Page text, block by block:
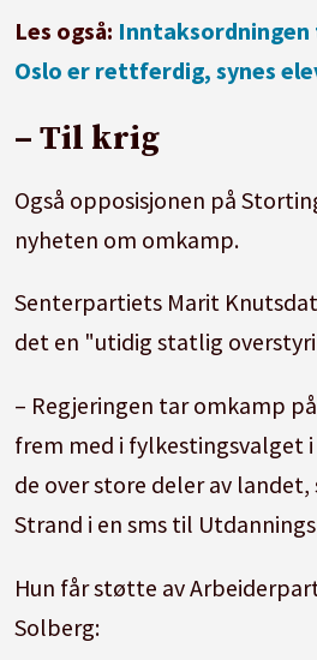
Les også: Inntaksordningen
Oslo er rettferdig, synes
– Til krig
Også opposisjonen på
nyheten om omkamp.
Senterpartiets Marit
det en "utidig statlig
– Regjeringen tar omkamp
frem med i fylkestingsvalget
de over store deler av
Strand i en sms til
Hun får støtte av
Solberg: